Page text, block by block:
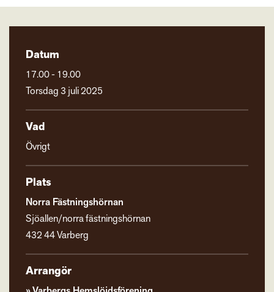
Datum
17.00 - 19.00
Torsdag 3 juli 2025
Vad
Övrigt
Plats
Norra Fästningshörnan
Sjöallen/norra fästningshörnan
432 44 Varberg
Arrangör